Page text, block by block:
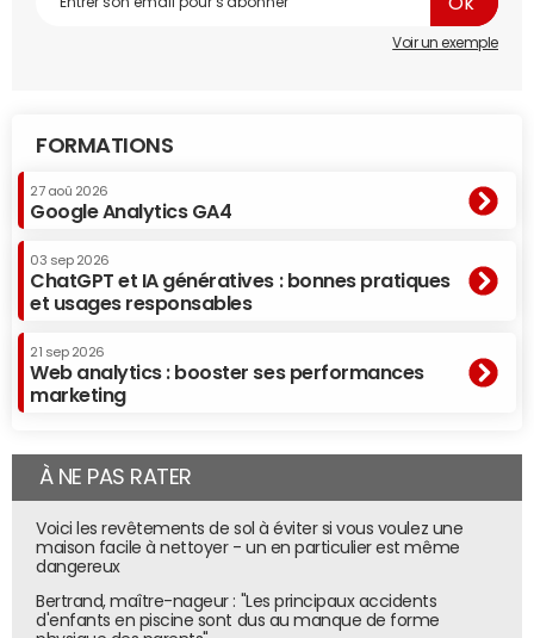
Voir un exemple
FORMATIONS
27 aoû 2026
Google Analytics GA4
03 sep 2026
ChatGPT et IA génératives : bonnes pratiques
et usages responsables
21 sep 2026
Web analytics : booster ses performances
marketing
À NE PAS RATER
Voici les revêtements de sol à éviter si vous voulez une
maison facile à nettoyer - un en particulier est même
dangereux
Bertrand, maître-nageur : "Les principaux accidents
d'enfants en piscine sont dus au manque de forme